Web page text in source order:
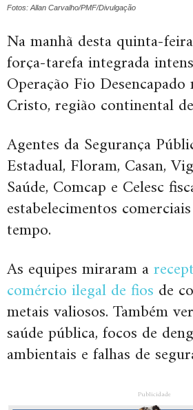
Fotos: Allan Carvalho/PMF/Divulgação
Na manhã desta quinta-
força-tarefa integrada
Operação Fio
Cristo, região continental
Agentes da Segurança
Estadual, Floram, Casan,
Saúde, Comcap e Celesc
estabelecimentos
tempo.
As equipes miraram a
comércio ilegal de fios de
metais valiosos. Também
saúde pública, focos de
ambientais e falhas de
Publicidade